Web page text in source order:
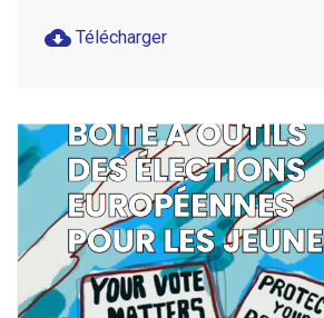
cloud_download Télécharger